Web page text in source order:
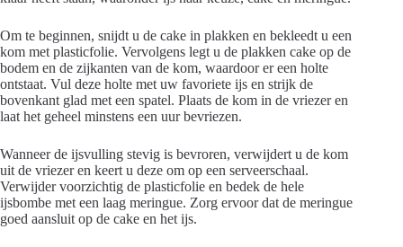
Om te beginnen, snijdt u de cake in plakken en bekleedt u een
kom met plasticfolie. Vervolgens legt u de plakken cake op de
bodem en de zijkanten van de kom, waardoor er een holte
ontstaat. Vul deze holte met uw favoriete ijs en strijk de
bovenkant glad met een spatel. Plaats de kom in de vriezer en
laat het geheel minstens een uur bevriezen.
Wanneer de ijsvulling stevig is bevroren, verwijdert u de kom
uit de vriezer en keert u deze om op een serveerschaal.
Verwijder voorzichtig de plasticfolie en bedek de hele
ijsbombe met een laag meringue. Zorg ervoor dat de meringue
goed aansluit op de cake en het ijs.